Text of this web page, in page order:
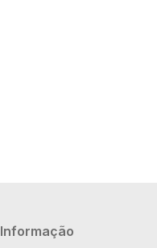
Navegação
Informação